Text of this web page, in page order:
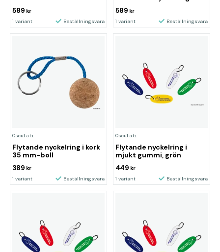
589 kr
1 variant Beställningsvara
589 kr
1 variant Beställningsvara
Osculati
Flytande nyckelring i kork
35 mm-boll
389 kr
1 variant Beställningsvara
Osculati
Flytande nyckelring i
mjukt gummi, grön
449 kr
1 variant Beställningsvara